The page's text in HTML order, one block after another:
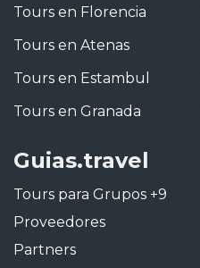
Tours en Florencia
Tours en Atenas
Tours en Estambul
Tours en Granada
Guias.travel
Tours para Grupos +9
Proveedores
Partners